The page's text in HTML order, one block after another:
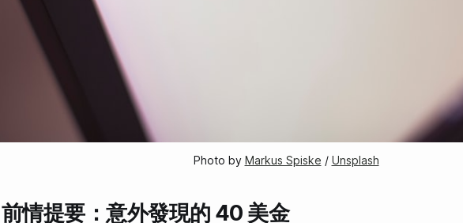
Photo by Markus Spiske / Unsplash
前情提要：意外發現的 40 美金